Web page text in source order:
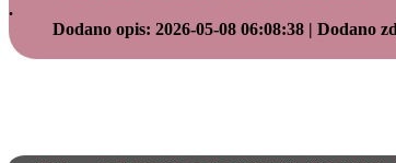
.
Dodano opis: 2026-05-08 06:08:38 | Dodano